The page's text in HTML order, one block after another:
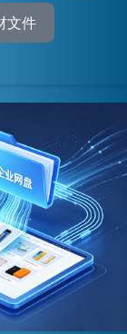
文件